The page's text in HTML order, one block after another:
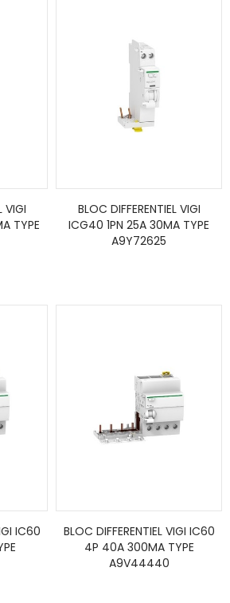
VIGI
TYPE
BLOC DIFFERENTIEL VIGI
ICG40 1PN 25A 30MA TYPE
A9Y72625
IC60
BLOC DIFFERENTIEL VIGI IC60
4P 40A 300MA TYPE
A9V44440